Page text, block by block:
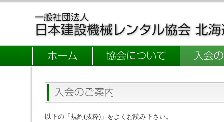
以下の「規約(抜粋)」をよくお読み下さい。